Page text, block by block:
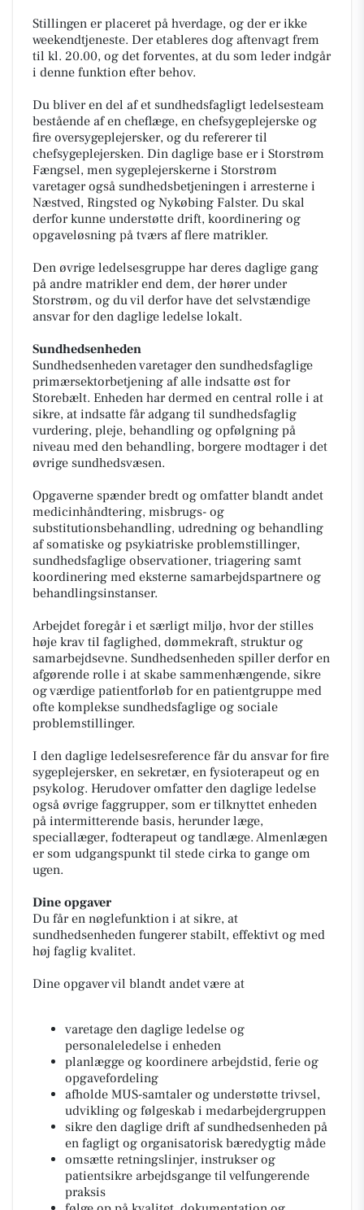
Stillingen er placeret på hverdage, og der er ikke
weekendtjeneste. Der etableres dog aftenvagt frem
til kl. 20.00, og det forventes, at du som leder indgår
i denne funktion efter behov.
Du bliver en del af et sundhedsfagligt ledelsesteam
bestående af en cheflæge, en chefsygeplejerske og
fire oversygeplejersker, og du refererer til
chefsygeplejersken. Din daglige base er i Storstrøm
Fængsel, men sygeplejerskerne i Storstrøm
varetager også sundhedsbetjeningen i arresterne i
Næstved, Ringsted og Nykøbing Falster. Du skal
derfor kunne understøtte drift, koordinering og
opgaveløsning på tværs af flere matrikler.
Den øvrige ledelsesgruppe har deres daglige gang
på andre matrikler end dem, der hører under
Storstrøm, og du vil derfor have det selvstændige
ansvar for den daglige ledelse lokalt.
Sundhedsenheden
Sundhedsenheden varetager den sundhedsfaglige
primærsektorbetjening af alle indsatte øst for
Storebælt. Enheden har dermed en central rolle i at
sikre, at indsatte får adgang til sundhedsfaglig
vurdering, pleje, behandling og opfølgning på
niveau med den behandling, borgere modtager i det
øvrige sundhedsvæsen.
Opgaverne spænder bredt og omfatter blandt andet
medicinhåndtering, misbrugs- og
substitutionsbehandling, udredning og behandling
af somatiske og psykiatriske problemstillinger,
sundhedsfaglige observationer, triagering samt
koordinering med eksterne samarbejdspartnere og
behandlingsinstanser.
Arbejdet foregår i et særligt miljø, hvor der stilles
høje krav til faglighed, dømmekraft, struktur og
samarbejdsevne. Sundhedsenheden spiller derfor en
afgørende rolle i at skabe sammenhængende, sikre
og værdige patientforløb for en patientgruppe med
ofte komplekse sundhedsfaglige og sociale
problemstillinger.
I den daglige ledelsesreference får du ansvar for fire
sygeplejersker, en sekretær, en fysioterapeut og en
psykolog. Herudover omfatter den daglige ledelse
også øvrige faggrupper, som er tilknyttet enheden
på intermitterende basis, herunder læge,
speciallæger, fodterapeut og tandlæge. Almenlægen
er som udgangspunkt til stede cirka to gange om
ugen.
Dine opgaver
Du får en nøglefunktion i at sikre, at
sundhedsenheden fungerer stabilt, effektivt og med
høj faglig kvalitet.
Dine opgaver vil blandt andet være at
varetage den daglige ledelse og
personaleledelse i enheden
planlægge og koordinere arbejdstid, ferie og
opgavefordeling
afholde MUS-samtaler og understøtte trivsel,
udvikling og følgeskab i medarbejdergruppen
sikre den daglige drift af sundhedsenheden på
en fagligt og organisatorisk bæredygtig måde
omsætte retningslinjer, instrukser og
patientsikre arbejdsgange til velfungerende
praksis